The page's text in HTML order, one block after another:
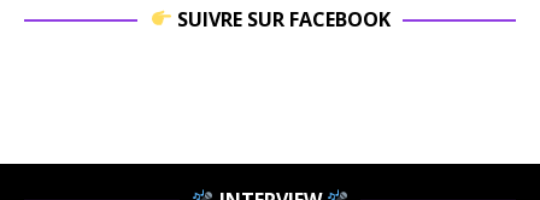
SUIVRE SUR FACEBOOK